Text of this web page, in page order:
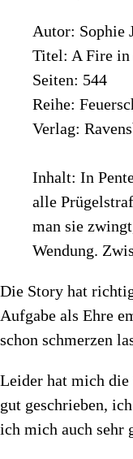
Autor: Sophie
Titel: A Fire in
Seiten: 544
Reihe:
Verlag:
Inhalt: In
alle
man sie
Wendung.
Die Story hat
Aufgabe als Ehre
schon schmerzen
Leider hat mich die
gut geschrieben,
ich mich auch sehr